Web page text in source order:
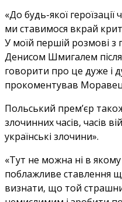
«До будь-якої
ми ставимося вкрай
У моїй першій розмові з
Денисом Шмигалем
говорити про це дуже і
прокоментував
Польський прем’єр
злочинних часів, часів
українські злочини».
«Тут не можна ні в
поблажливе ставлення
визнати, що той